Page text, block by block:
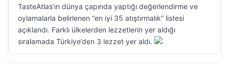
TasteAtlas’ın dünya çapında yaptığı değerlendirme ve
oylamalarla belirlenen “en iyi 35 atıştırmalık” listesi
açıklandı. Farklı ülkelerden lezzetlerin yer aldığı
sıralamada Türkiye’den 3 lezzet yer aldı.